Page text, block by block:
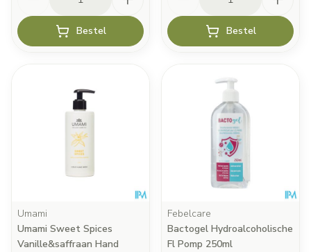
Bestel Bestel
Umami
Umami Sweet Spices
Vanille&saffraan Hand
Febelcare
Bactogel Hydroalcoholische
Fl Pomp 250ml